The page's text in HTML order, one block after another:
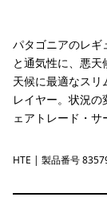
パタゴニアのレギ
と通気性に、悪
天候に最適なスリ
レイヤー。状況
ェアトレード・
Hot Ember
HTE | 製品番号